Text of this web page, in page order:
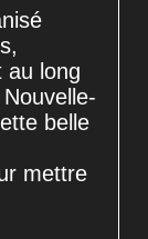
au long
belle
mettre